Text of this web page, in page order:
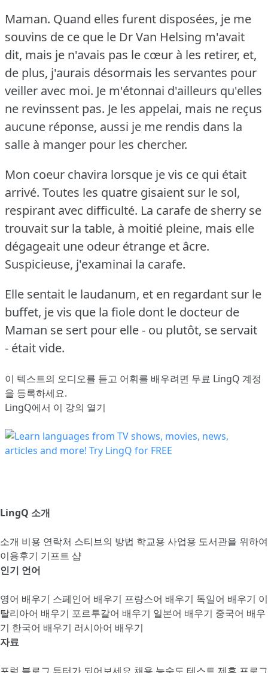
Maman. Quand elles furent disposées, je me
souvins de ce que le Dr Van Helsing m'avait
dit, mais je n'avais pas le cœur à les retirer, et,
de plus, j'aurais désormais les servantes pour
veiller avec moi. Je m'étonnai d'ailleurs qu'elles
ne revinssent pas. Je les appelai, mais ne reçus
aucune réponse, aussi je me rendis dans la
salle à manger pour les chercher.
Mon coeur chavira lorsque je vis ce qui était
arrivé. Toutes les quatre gisaient sur le sol,
respirant avec difficulté. La carafe de sherry se
trouvait sur la table, à moitié pleine, mais elle
dégageait une odeur étrange et âcre.
Suspicieuse, j'examinai la carafe.
Elle sentait le laudanum, et en regardant sur le
buffet, je vis que la fiole dont le docteur de
Maman se sert pour elle - ou plutôt, se servait
- était vide.
이 텍스트의 오디오를 듣고 어휘를 배우려면 무료 LingQ 계정
을 등록하세요.
LingQ에서 이 강의 열기
LingQ 소개
소개 비용 연락처 스티브의 방법 학교용 사업용 도서관을 위하여
이용후기 기프트 샵
인기 언어
영어 배우기 스페인어 배우기 프랑스어 배우기 독일어 배우기 이
탈리아어 배우기 포르투갈어 배우기 일본어 배우기 중국어 배우
기 한국어 배우기 러시아어 배우기
자료